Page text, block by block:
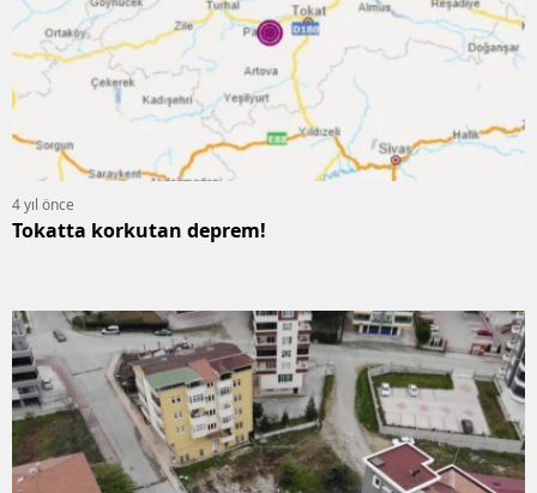
4 yıl önce
Tokatta korkutan deprem!